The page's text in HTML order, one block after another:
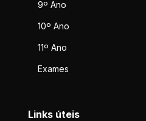
9º Ano
10º Ano
11º Ano
Exames
Links úteis